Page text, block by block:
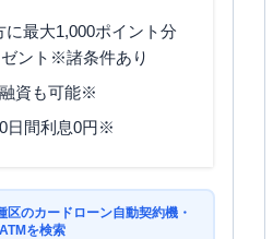
に最大1,000ポイント分
ント※諸条件あり
資も可能※
日間利息0円※
区のカードローン自動契約機・
を検索